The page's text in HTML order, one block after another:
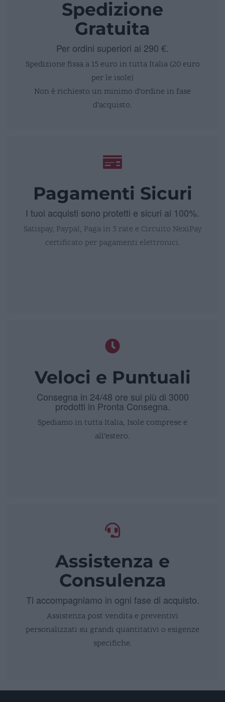
Spedizione
Gratuita
Per ordini superiori ai 290 €.
Spedizione fissa a 15 euro in tutta Italia (20 euro
per le isole)
Non è richiesto un minimo d’ordine in fase
d’acquisto.
Pagamenti Sicuri
I tuoi acquisti sono protetti e sicuri al 100%.
Satispay, Paypal, Paga in 3 rate e Circuito NexiPay
certificato per pagamenti elettronici.
Veloci e Puntuali
Consegna in 24/48 ore sui più di 3000
prodotti in Pronta Consegna.
Spediamo in tutta Italia, Isole comprese e
all’estero.
Assistenza e
Consulenza
Ti accompagniamo in ogni fase di acquisto.
Assistenza post vendita e preventivi
personalizzati su grandi quantitativi o esigenze
specifiche.